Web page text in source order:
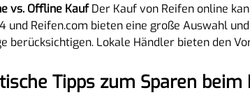
vs. Offline KaufDer Kauf von Reifen online
und Reifen.com bieten eine große Auswahl
berücksichtigen. Lokale Händler bieten den
Tipps zum Sparen beim